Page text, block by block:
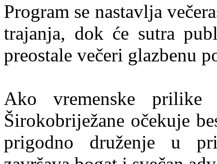
Program se nastavlja
trajanja, dok će sutra
preostale večeri glazbenu
Ako vremenske
Širokobriježane očekuje
prigodno druženje u